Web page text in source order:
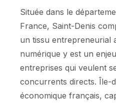
Située dans le
France, Saint-Denis
un tissu entrepreneurial
numérique y est un
entreprises qui veulent
concurrents directs.
économique français,